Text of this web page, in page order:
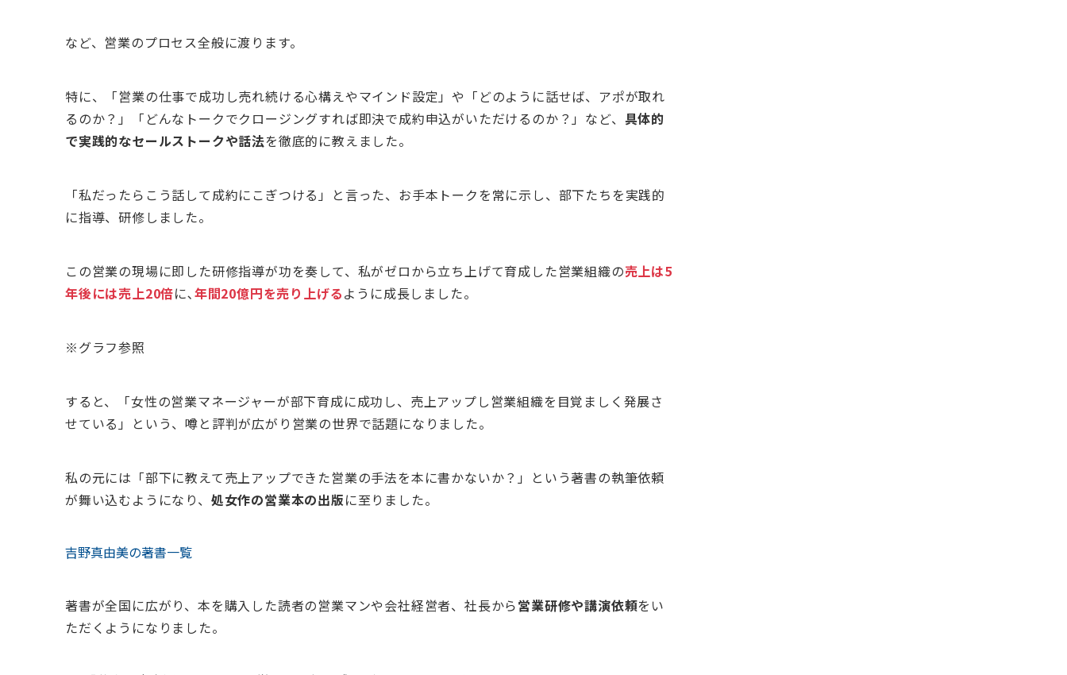
など、営業のプロセス全般に渡ります。
特に、「営業の仕事で成功し売れ続ける心構えやマインド設定」や「どのように話せば、アポが取れ
るのか？」「どんなトークでクロージングすれば即決で成約申込がいただけるのか？」など、 具体的
で実践的なセールストークや話法を徹底的に教えました。
「私だったらこう話して成約にこぎつける」と言った、お手本トークを常に示し、部下たちを実践的
に指導、研修しました。
この営業の現場に即した研修指導が功を奏して、私がゼロから立ち上げて育成した営業組織の売上は5
年後には売上20倍に､年間20億円を売り上げるように成長しました。
※グラフ参照
すると、「女性の営業マネージャーが部下育成に成功し、売上アップし営業組織を目覚ましく発展さ
せている」という、噂と評判が広がり営業の世界で話題になりました。
私の元には「部下に教えて売上アップできた営業の手法を本に書かないか？」という著書の執筆依頼
が舞い込むようになり、 処女作の営業本の出版に至りました。
吉野真由美の著書一覧
著書が全国に広がり、本を購入した読者の営業マンや会社経営者、社長から営業研修や講演依頼をい
ただくようになりました。